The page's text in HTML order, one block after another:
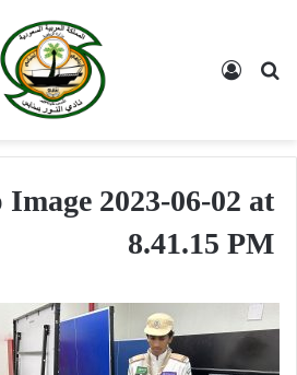
بحث عن
2023-06-02 at
8.41.15 PM